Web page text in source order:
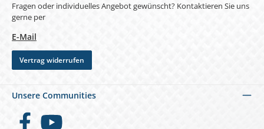
Fragen oder individuelles Angebot gewünscht? Kontaktieren Sie uns
gerne per
E-Mail
Vertrag widerrufen
Unsere Communities
FacebookYouTube